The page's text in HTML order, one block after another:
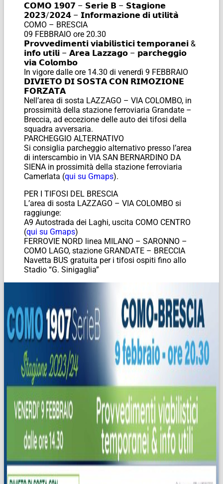
𝗖𝗢𝗠𝗢 𝟭𝟵𝟬𝟳 – 𝗦𝗲𝗿𝗶𝗲 𝗕 – 𝗦𝘁𝗮𝗴𝗶𝗼𝗻𝗲
𝟮𝟬𝟮𝟯/𝟮𝟬𝟮𝟰 – 𝗜𝗻𝗳𝗼𝗿𝗺𝗮𝘇𝗶𝗼𝗻𝗲 𝗱𝗶 𝘂𝘁𝗶𝗹𝗶𝘁𝗮̀
COMO – BRESCIA
09 FEBBRAIO ore 20.30
𝗣𝗿𝗼𝘃𝘃𝗲𝗱𝗶𝗺𝗲𝗻𝘁𝗶 𝘃𝗶𝗮𝗯𝗶𝗹𝗶𝘀𝘁𝗶𝗰𝗶 𝘁𝗲𝗺𝗽𝗼𝗿𝗮𝗻𝗲𝗶 &
𝗶𝗻𝗳𝗼 𝘂𝘁𝗶𝗹𝗶 – 𝗔𝗿𝗲𝗮 𝗟𝗮𝘇𝘇𝗮𝗴𝗼 – 𝗽𝗮𝗿𝗰𝗵𝗲𝗴𝗴𝗶𝗼
𝘃𝗶𝗮 𝗖𝗼𝗹𝗼𝗺𝗯𝗼
In vigore dalle ore 14.30 di venerdì 9 FEBBRAIO
𝗗𝗜𝗩𝗜𝗘𝗧𝗢 𝗗𝗜 𝗦𝗢𝗦𝗧𝗔 𝗖𝗢𝗡 𝗥𝗜𝗠𝗢𝗭𝗜𝗢𝗡𝗘
𝗙𝗢𝗥𝗭𝗔𝗧𝗔
Nell’area di sosta LAZZAGO – VIA COLOMBO, in
prossimità della stazione ferroviaria Grandate –
Breccia, ad eccezione delle auto dei tifosi della
squadra avversaria.
PARCHEGGIO ALTERNATIVO
Si consiglia parcheggio alternativo presso l’area
di interscambio in VIA SAN BERNARDINO DA
SIENA in prossimità della stazione ferroviaria
Camerlata (qui su Gmaps).
PER I TIFOSI DEL BRESCIA
L’area di sosta LAZZAGO – VIA COLOMBO si
raggiunge:
A9 Autostrada dei Laghi, uscita COMO CENTRO
(qui su Gmaps)
FERROVIE NORD linea MILANO – SARONNO –
COMO LAGO, stazione GRANDATE – BRECCIA
Navetta BUS gratuita per i tifosi ospiti fino allo
Stadio “G. Sinigaglia”